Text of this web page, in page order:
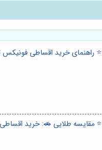
⭐️ راهنمای خرید اقساطی
⭐️ مقایسه طلایی 🚗: خرید